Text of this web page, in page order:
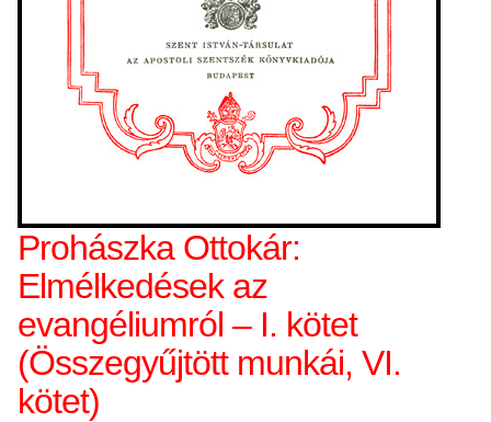
Prohászka Ottokár:
Elmélkedések az
evangéliumról – I. kötet
(Összegyűjtött munkái, VI.
kötet)